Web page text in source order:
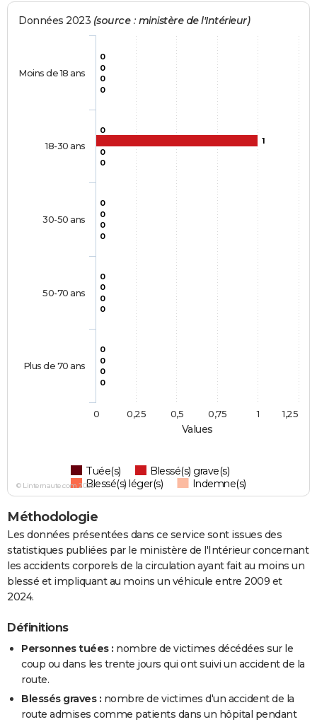
Values
Données 2023 (source : ministère de l'Intérieur)
0
0
0
0
0
0
1
0
0
0
0
0
0
0
0
0
0
0
0
0
Tuée(s)
Blessé(s) grave(s)
Blessé(s) léger(s)
Indemne(s)
Moins de 18 ans
18-30 ans
30-50 ans
50-70 ans
Plus de 70 ans
0 1
0,25 0,5 0,75 1,25
© Linternaute.com 2026
Méthodologie
Les données présentées dans ce service sont issues des
statistiques publiées par le ministère de l'Intérieur concernant
les accidents corporels de la circulation ayant fait au moins un
blessé et impliquant au moins un véhicule entre 2009 et
2024.
Définitions
Personnes tuées : nombre de victimes décédées sur le
coup ou dans les trente jours qui ont suivi un accident de la
route.
Blessés graves : nombre de victimes d'un accident de la
route admises comme patients dans un hôpital pendant